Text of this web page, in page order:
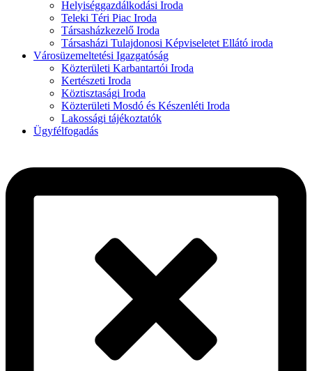
Helyiséggazdálkodási Iroda
Teleki Téri Piac Iroda
Társasházkezelő Iroda
Társasházi Tulajdonosi Képviseletet Ellátó iroda
Városüzemeltetési Igazgatóság
Közterületi Karbantartói Iroda
Kertészeti Iroda
Köztisztasági Iroda
Közterületi Mosdó és Készenléti Iroda
Lakossági tájékoztatók
Ügyfélfogadás